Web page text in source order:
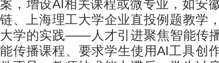
案，增设AI相关课程或微专业，如安
链、上海理工大学企业直投例题教学
大学的实践——人才引进聚焦智能传
能传播课程、要求学生使用AI工具创